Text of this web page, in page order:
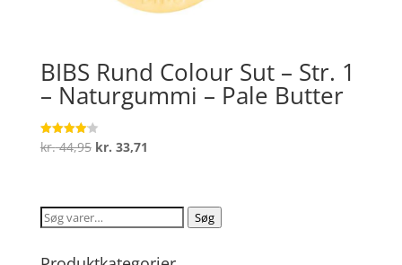
BIBS Rund Colour Sut – Str. 1
– Naturgummi – Pale Butter
Vurderet
4.1
kr.44,95 Den
var:
kr. 44,95.
kr. 33,71
er:
kr. 33,71.
Søg
Søg